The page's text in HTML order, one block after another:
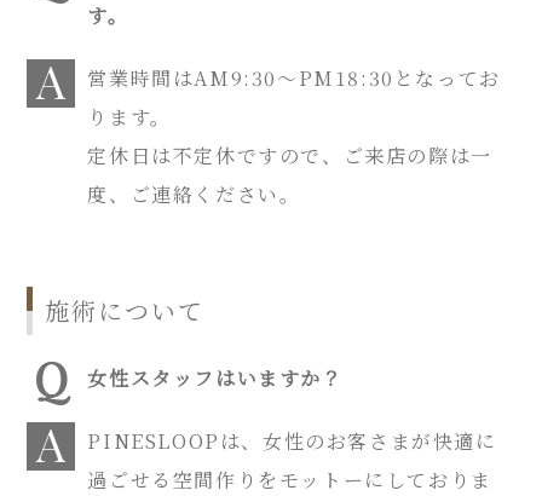
す。
営業時間はAM9:30〜PM18:30となってお
ります。
定休日は不定休ですので、ご来店の際は一
度、ご連絡ください。
施術について
女性スタッフはいますか？
PINESLOOPは、女性のお客さまが快適に
過ごせる空間作りをモットーにしておりま